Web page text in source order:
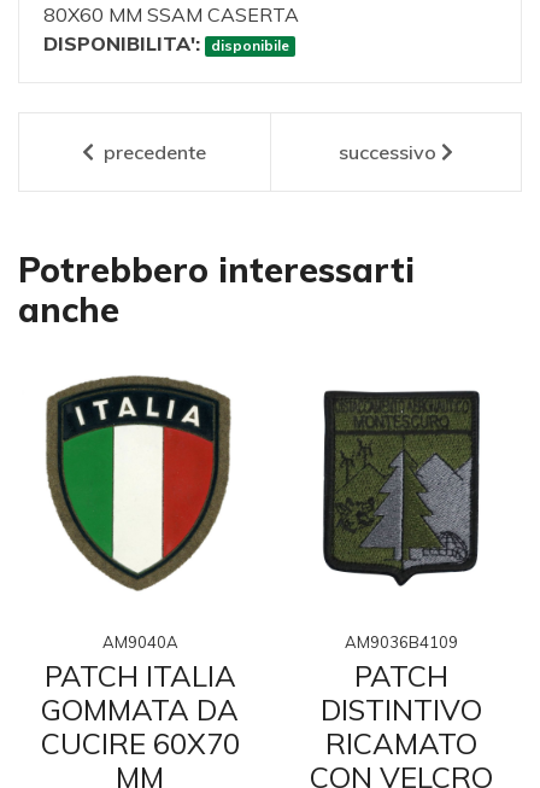
80X60 MM SSAM CASERTA
DISPONIBILITA':
disponibile
precedente successivo
Potrebbero interessarti
anche
AM9040A
PATCH ITALIA
GOMMATA DA
CUCIRE 60X70
MM
AM9036B4109
PATCH
DISTINTIVO
RICAMATO
CON VELCRO